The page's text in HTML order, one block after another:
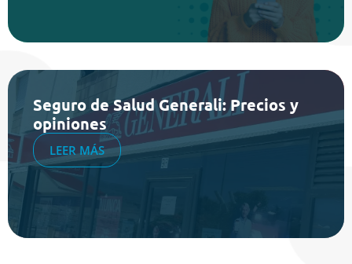
Seguro de Salud Generali: Precios y
opiniones
LEER MÁS